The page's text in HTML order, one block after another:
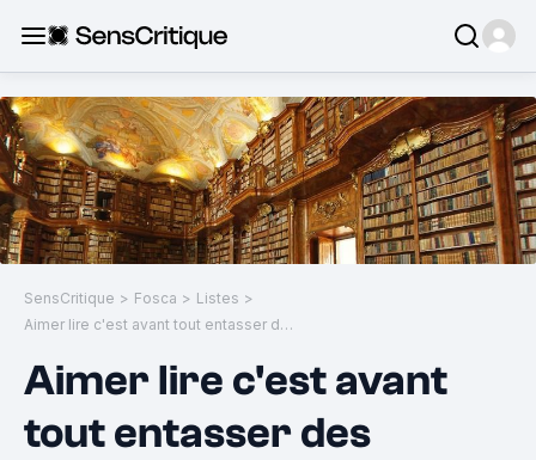
SensCritique > Fosca > Listes >
Aimer lire c'est avant tout entasser des bouquins
Aimer lire c'est avant
tout entasser des